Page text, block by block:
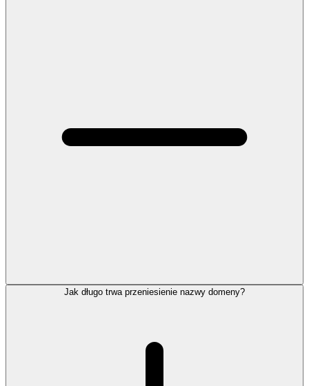
Jak długo trwa przeniesienie nazwy domeny?